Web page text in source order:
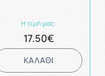
Η τιμή μας:
17.50€
ΚΑΛΑΘΙ